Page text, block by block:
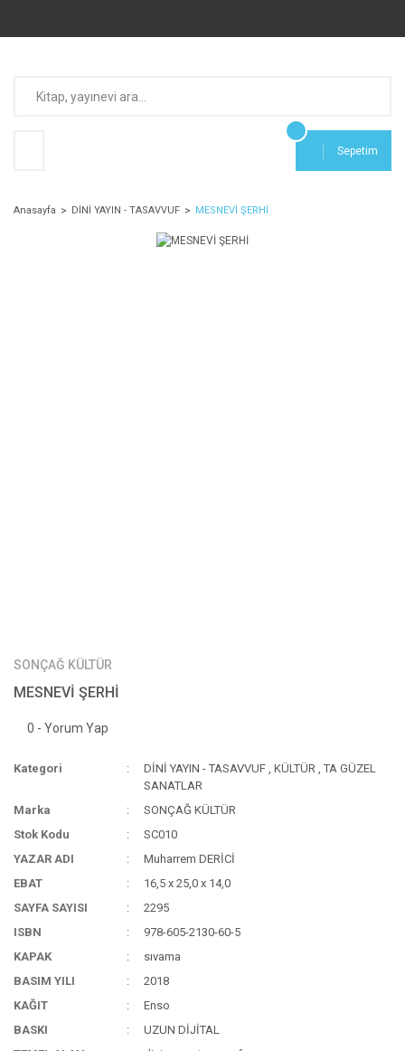
Sepetim
Anasayfa DİNİ YAYIN - TASAVVUF MESNEVİ ŞERHİ
SONÇAĞ KÜLTÜR
MESNEVİ ŞERHİ
0 - Yorum Yap
Kategori DİNİ YAYIN - TASAVVUF ,KÜLTÜR ,TA GÜZEL
SANATLAR
Marka
SONÇAĞ KÜLTÜR
Stok Kodu
SC010
YAZAR ADI
Muharrem DERİCİ
EBAT
16,5 x 25,0 x 14,0
SAYFA SAYISI
2295
ISBN
978-605-2130-60-5
KAPAK
sıvama
BASIM YILI
2018
KAĞIT
Enso
BASKI
UZUN DİJİTAL